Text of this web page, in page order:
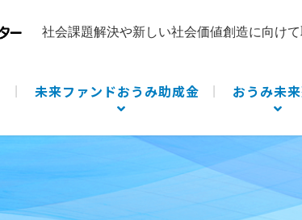
社会課題解決や新しい社会価値創造に向け
未来ファンドおうみ助成金 おうみ未